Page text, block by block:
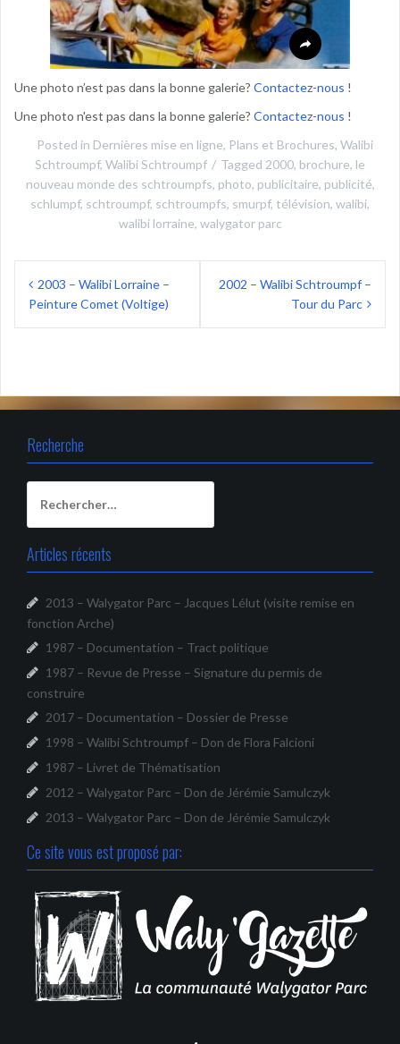
Une photo n’est pas dans la bonne galerie? Contactez-nous !
Une photo n'est pas dans la bonne galerie? Contactez-nous !
Posted in Dernières mise en ligne, Plans et Brochures, Walibi
Schtroumpf, Walibi Schtroumpf Tagged 2000, brochure, le
nouveau monde des schtroumpfs, photo, publicitaire, publicité,
schlumpf, schtroumpf, schtroumpfs, smurpf, télévision, walibi,
walibi lorraine, walygator parc
Navigation
de 2003 – Walibi Lorraine –
Peinture Comet (Voltige)
2002 – Walibi Schtroumpf –
Tour du Parc
Recherche
Articles récents
2013 – Walygator Parc – Jacques Lélut (visite remise en
fonction Arche)
1987 – Documentation – Tract politique
1987 – Revue de Presse – Signature du permis de
construire
2017 – Documentation – Dossier de Presse
1998 – Walibi Schtroumpf – Don de Flora Falcioni
1987 – Livret de Thématisation
2012 – Walygator Parc – Don de Jérémie Samulczyk
2013 – Walygator Parc – Don de Jérémie Samulczyk
Ce site vous est proposé par: